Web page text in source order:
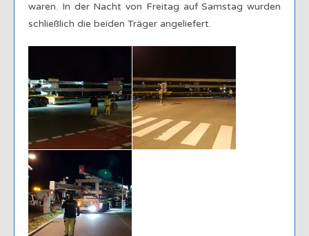
waren. In der Nacht von Freitag auf Samstag wurden
schließlich die beiden Träger angeliefert.